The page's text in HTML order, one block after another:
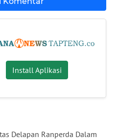
Install Aplikasi
Delapan Ranperda Dalam